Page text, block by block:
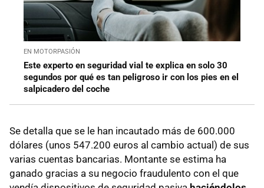
EN MOTORPASIÓN
Este experto en seguridad vial te explica en solo 30
segundos por qué es tan peligroso ir con los pies en el
salpicadero del coche
Se detalla que se le han incautado más de 600.000
dólares (unos 547.200 euros al cambio actual) de sus
varias cuentas bancarias. Montante se estima ha
ganado gracias a su negocio fraudulento con el que